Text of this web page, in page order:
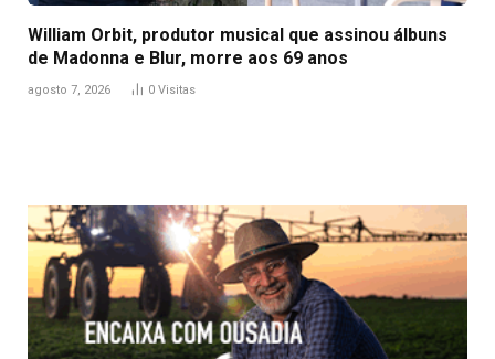
William Orbit, produtor musical que assinou álbuns
de Madonna e Blur, morre aos 69 anos
agosto 7, 2026 0 Visitas